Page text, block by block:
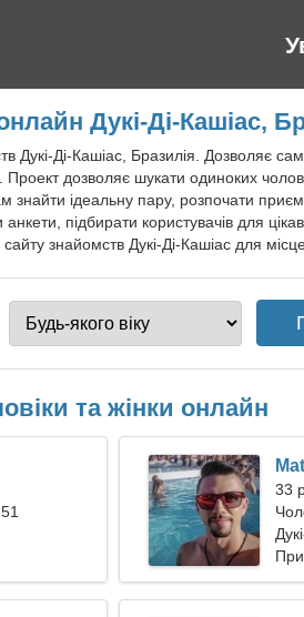
Дукі-Ді-Кашіас,
Ді-Кашіас, Бразилія. Дозволяє
Проект дозволяє шукати одиноких
ідеальну пару, розпочати
підбирати користувачів для
знайомств Дукі-Ді-Кашіас для
та жінки онлайн
33